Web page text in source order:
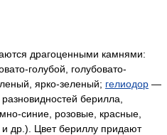
драгоценными камнями:
голубой, голубовато-
ярко-зеленый; гелиодор —
берилла,
синие, розовые, красные,
др.). Цвет бериллу придают